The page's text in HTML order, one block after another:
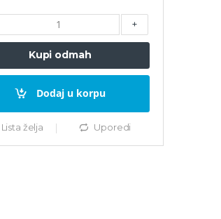
+
Dodaj u korpu
Kupi odmah
Lista želja Uporedi